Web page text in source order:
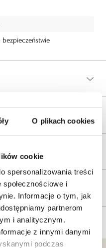
O plikach cookies
cookie
spersonalizowania treści
i
Informacje o tym, jak
partnerom
i analitycznym.
z innymi danymi
podczas